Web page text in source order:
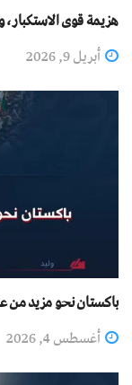
هزيمة قوى الاستكبار،
أبريل 9, 2026
باكستان نحو مزيد من
أغسطس 4, 2026